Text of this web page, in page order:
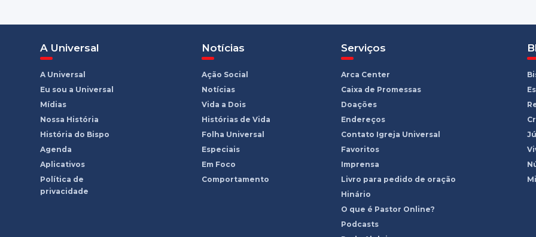
A Universal
A Universal
Eu sou a Universal
Mídias
Nossa História
História do Bispo
Agenda
Aplicativos
Política de
privacidade
Notícias
Ação Social
Notícias
Vida a Dois
Histórias de Vida
Folha Universal
Especiais
Em Foco
Comportamento
Serviços
Arca Center
Caixa de Promessas
Doações
Endereços
Contato Igreja Universal
Favoritos
Imprensa
Livro para pedido de oração
Hinário
O que é Pastor Online?
Podcasts